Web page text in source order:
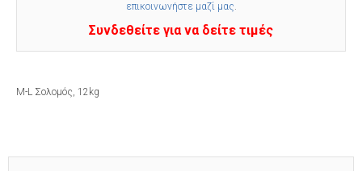
επικοινωνήστε μαζί μας.
Συνδεθείτε για να δείτε τιμές
M-L Σολομός, 12kg